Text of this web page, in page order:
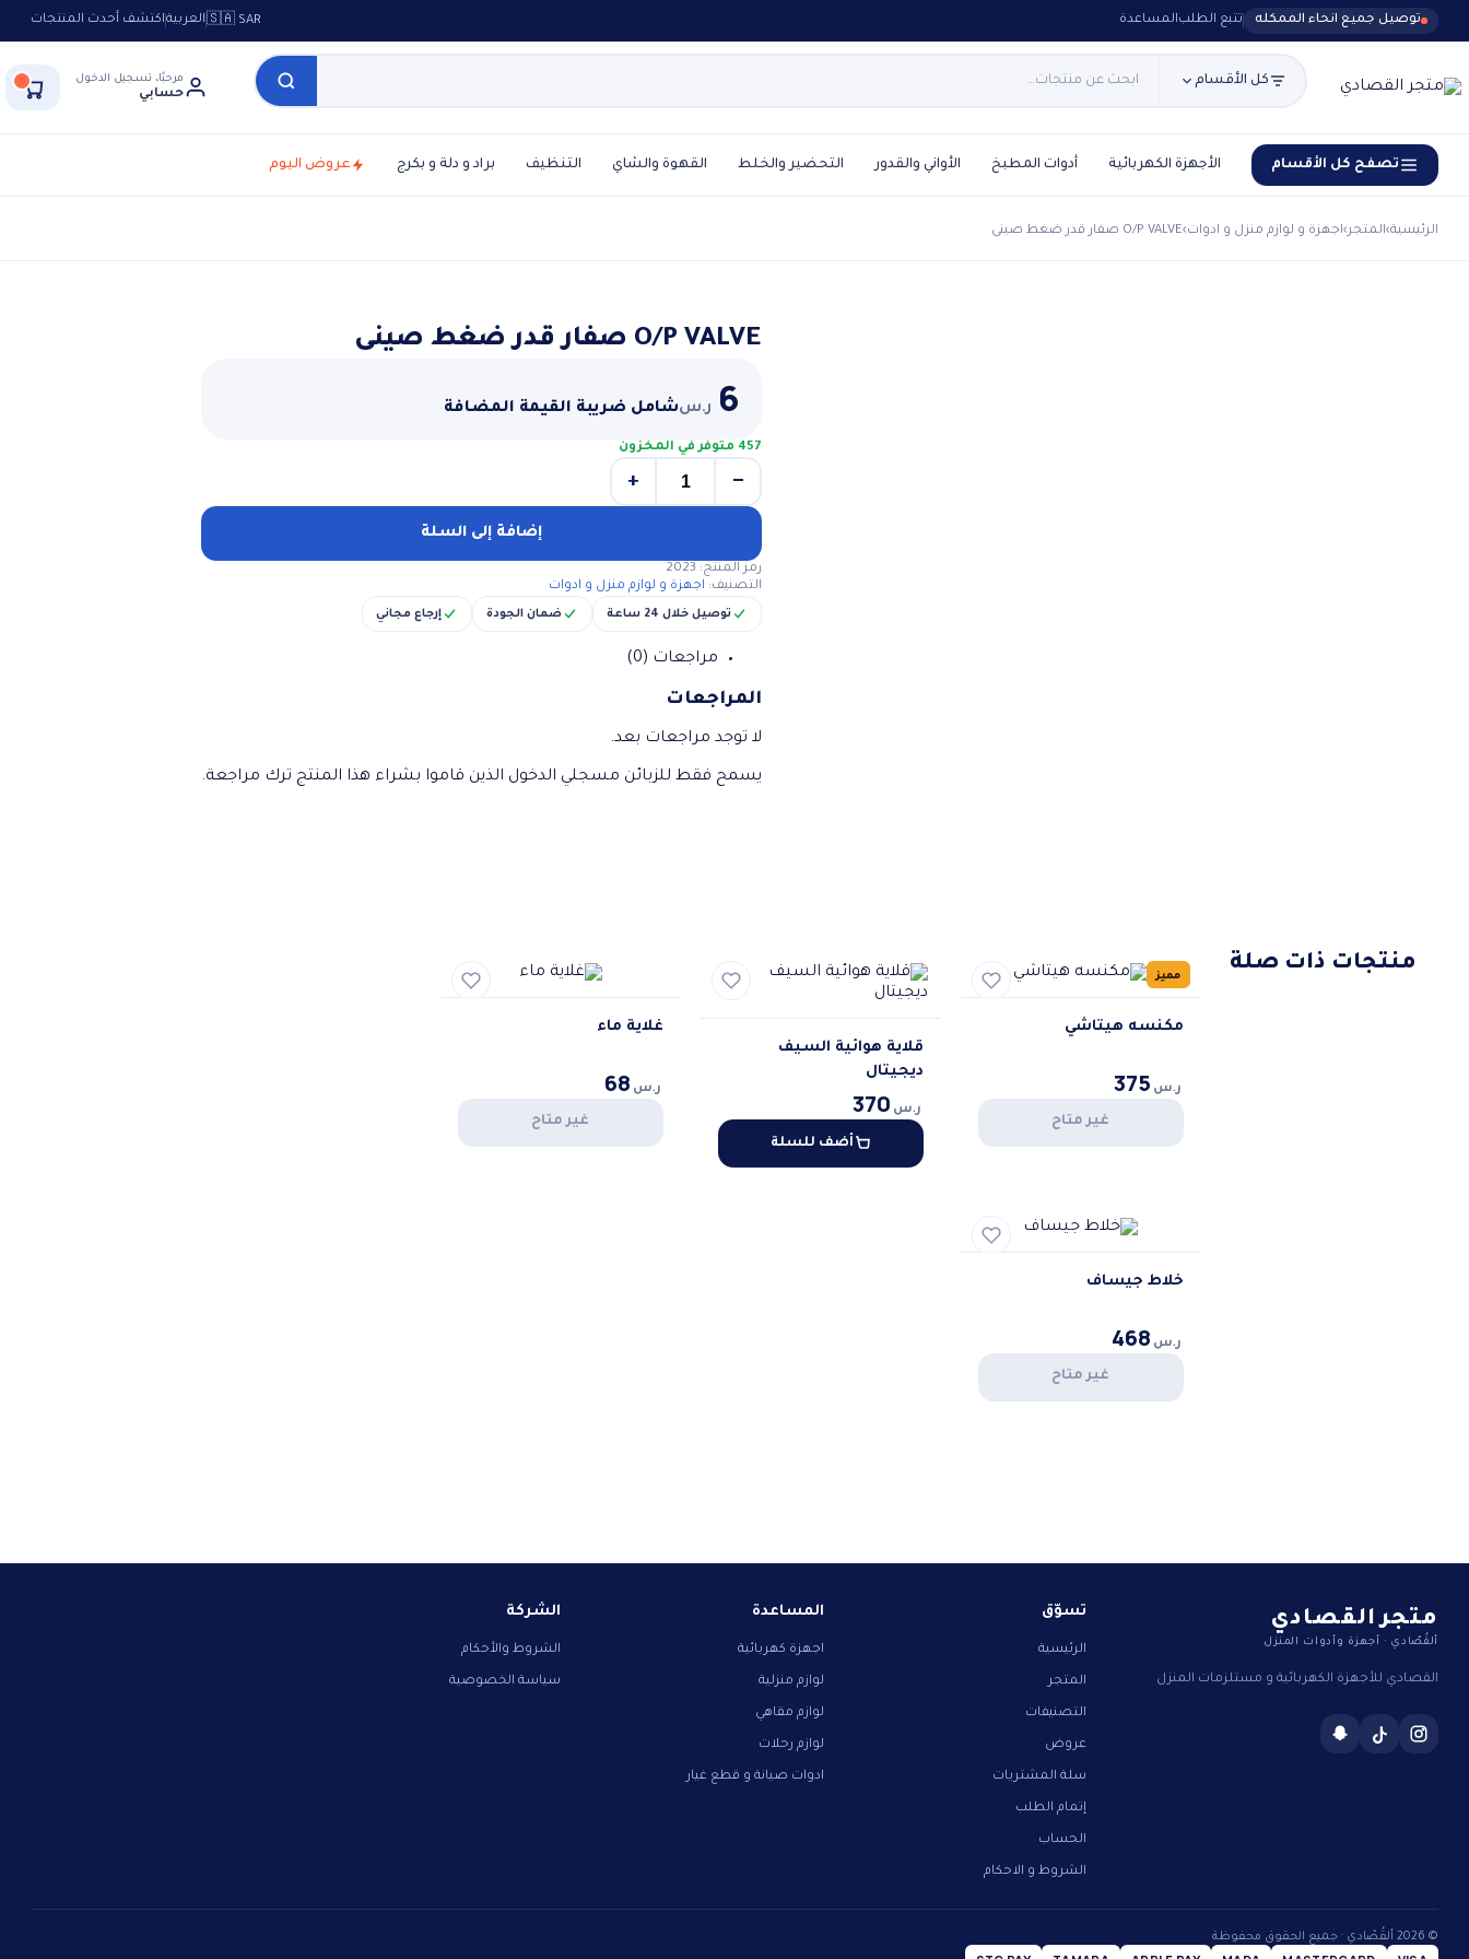
توصيل جميع انحاء الممكله تتبع الطلبالمساعدة 🇸🇦 SARالعربيةاكتشف أحدث المنتجات
كل الأقسام مرحبًا، تسجيل الدخول
حسابي
تصفح كل الأقسام الأجهزة الكهربائية أدوات المطبخ الأواني والقدور التحضير والخلط القهوة والشاي التنظيف براد و دلة و بكرج عروض اليوم
الرئيسية›المتجر›اجهزة و لوازم منزل و ادوات›O/P VALVE صفار قدر ضغط صينى
O/P VALVE صفار قدر ضغط صينى
6 ر.سشامل ضريبة القيمة المضافة
457 متوفر في المخزون
O/P
صفار
قدر
ضغط
صينى
−
+
إضافة إلى السلة
رمز المنتج: 2023
التصنيف: اجهزة و لوازم منزل و ادوات
توصيل خلال 24 ساعة ضمان الجودة إرجاع مجاني
مراجعات (0)
المراجعات
لا توجد مراجعات بعد.
يسمح فقط للزبائن مسجلي الدخول الذين قاموا بشراء هذا المنتج ترك مراجعة.
منتجات ذات صلة مميز
مكنسه هيتاشي
ر.س 375
غير متاح
قلاية هوائية السيف
ديجيتال
ر.س 370
أضف للسلة
غلاية ماء
ر.س 68
غير متاح
خلاط جيساف
ر.س 468
غير متاح
متجر القصادي
ألقُصّادي · أجهزة وأدوات المنزل
القصادي للأجهزة الكهربائية و مستلزمات المنزل
تسوّق
الرئيسية
المتجر
التصنيفات
عروض
سلة المشتريات
إتمام الطلب
الحساب
الشروط و الاحكام
المساعدة
اجهزة كهربائية
لوازم منزلية
لوازم مقاهي
لوازم رحلات
ادوات صيانة و قطع غيار
الشركة
الشروط والأحكام
سياسة الخصوصية
© 2026 ألقُصّادي · جميع الحقوق محفوظة